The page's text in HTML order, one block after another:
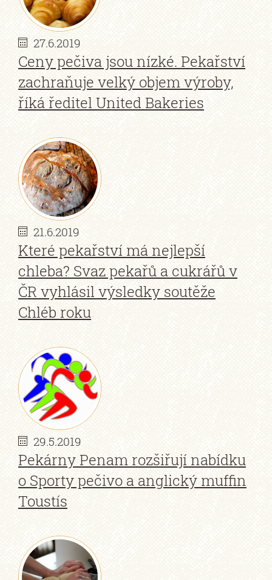
27.6.2019
Ceny pečiva jsou nízké. Pekařství
zachraňuje velký objem výroby,
říká ředitel United Bakeries
21.6.2019
Které pekařství má nejlepší
chleba? Svaz pekařů a cukrářů v
ČR vyhlásil výsledky soutěže
Chléb roku
29.5.2019
Pekárny Penam rozšiřují nabídku
o Sporty pečivo a anglický muffin
Toustís